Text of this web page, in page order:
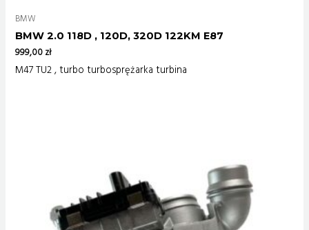
BMW
BMW 2.0 118D , 120D, 320D 122KM E87
999,00zł
M47 TU2 , turbo turbosprężarka turbina